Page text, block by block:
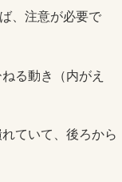
、注意が必要で
る動き（内がえ
ていて、後ろから